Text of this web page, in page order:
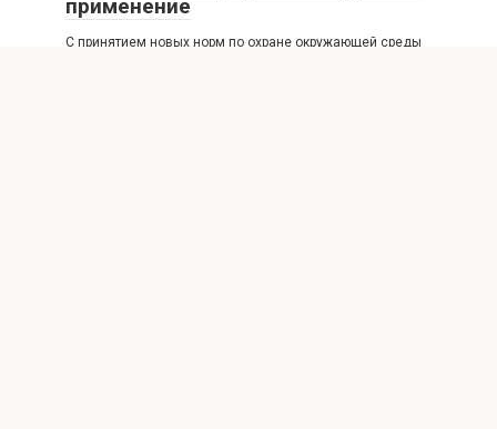
применение
С принятием новых норм по охране окружающей среды